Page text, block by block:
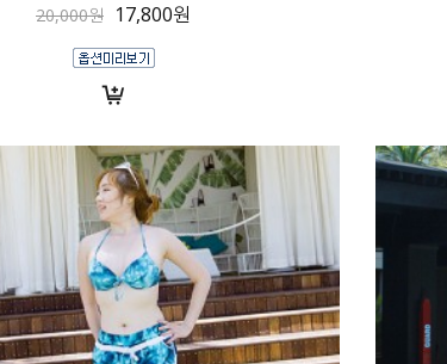
20,000원 17,800원